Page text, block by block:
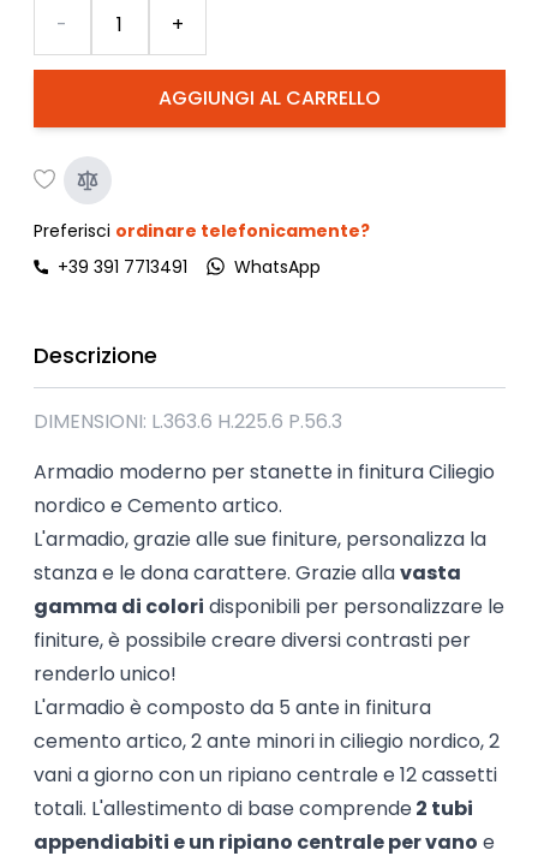
AGGIUNGI AL CARRELLO
- +
Preferisci ordinare telefonicamente?
+39 391 7713491
WhatsApp
Descrizione
DIMENSIONI: L.363.6 H.225.6 P.56.3
Armadio moderno per stanette in finitura Ciliegio
nordico e Cemento artico.
L'armadio, grazie alle sue finiture, personalizza la
stanza e le dona carattere. Grazie allavasta
gamma di colori disponibili per personalizzare le
finiture, è possibile creare diversi contrasti per
renderlo unico!
L'armadio è composto da 5 ante in finitura
cemento artico, 2 ante minori in ciliegio nordico, 2
vani a giorno con un ripiano centrale e 12 cassetti
totali. L'allestimento di base comprende2 tubi
appendiabiti e un ripiano centrale per vano e